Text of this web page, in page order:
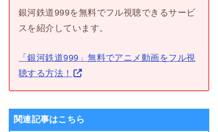
銀河鉄道999を無料でフル視聴できるサービ
スを紹介しています。
「銀河鉄道999」無料でアニメ動画をフル視
聴する方法！
関連記事はこちら